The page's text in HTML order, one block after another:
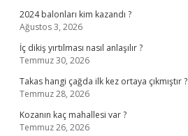
2024 balonları kim kazandı ?
Ağustos 3, 2026
İç dikiş yırtılması nasıl anlaşılır ?
Temmuz 30, 2026
Takas hangi çağda ilk kez ortaya çıkmıştır ?
Temmuz 28, 2026
Kozanın kaç mahallesi var ?
Temmuz 26, 2026